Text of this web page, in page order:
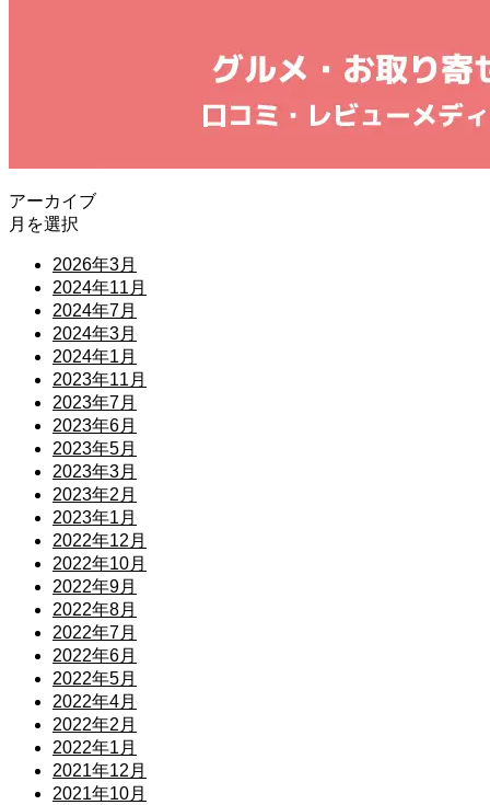
アーカイブ
月を選択
2026年3月
2024年11月
2024年7月
2024年3月
2024年1月
2023年11月
2023年7月
2023年6月
2023年5月
2023年3月
2023年2月
2023年1月
2022年12月
2022年10月
2022年9月
2022年8月
2022年7月
2022年6月
2022年5月
2022年4月
2022年2月
2022年1月
2021年12月
2021年10月